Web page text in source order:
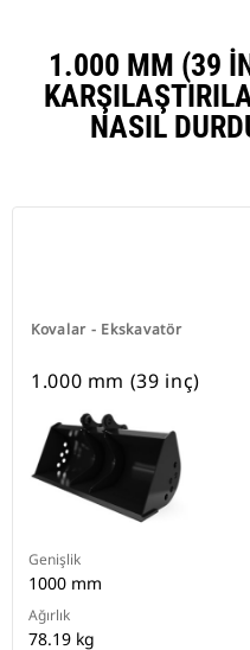
1.000 MM (39
NASIL
Kovalar - Ekskavatör
1.000 mm (39 inç)
Genişlik
1000 mm
Ağırlık
78.19 kg